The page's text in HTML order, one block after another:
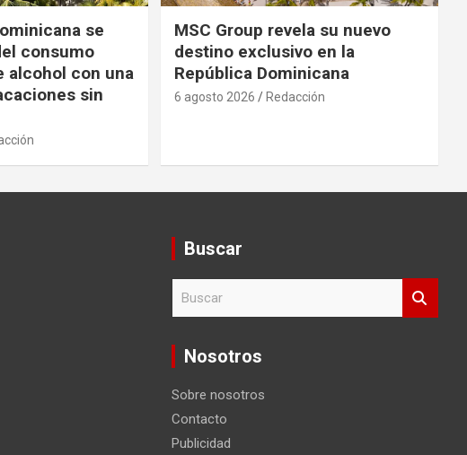
se
consumo
alcohol con una
sin
MSC Group revela su nuevo
destino exclusivo en la
República Dominicana
6 agosto 2026 Redacción
Buscar
c
Nosotros
Sobre nosotros
Contacto
Publicidad